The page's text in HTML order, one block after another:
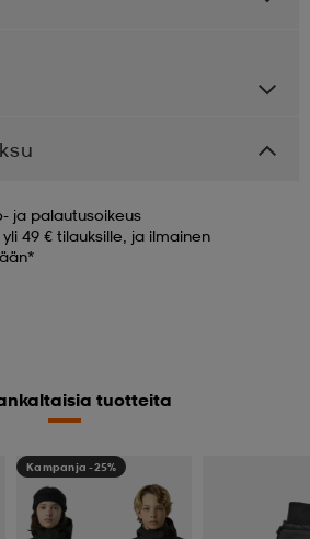
ja palautusoikeus
49 € tilauksille, ja ilmainen
tuotteita
Kampanja -25%